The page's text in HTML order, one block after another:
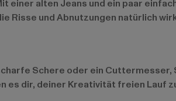
alten Jeans und ein paar
Risse und Abnutzungen natürlich
Schere oder ein
es dir, deiner Kreativität freien Lauf